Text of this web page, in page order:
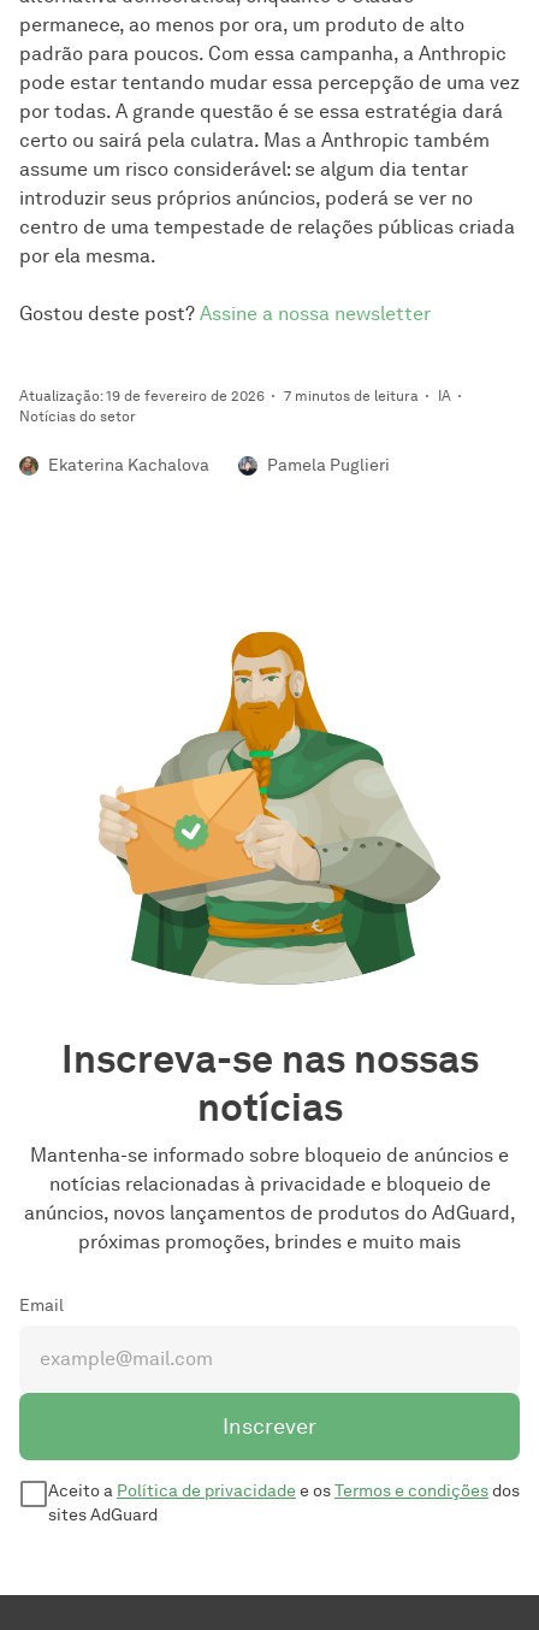
permanece, ao menos por ora, um produto de alto
padrão para poucos. Com essa campanha, a Anthropic
pode estar tentando mudar essa percepção de uma vez
por todas. A grande questão é se essa estratégia dará
certo ou sairá pela culatra. Mas a Anthropic também
assume um risco considerável: se algum dia tentar
introduzir seus próprios anúncios, poderá se ver no
centro de uma tempestade de relações públicas criada
por ela mesma.
Gostou deste post? Assine a nossa newsletter
Atualização: 19 de fevereiro de 2026 7 minutos de leitura
IA
Notícias do setor
Ekaterina Kachalova Pamela Puglieri
Inscreva-se nas nossas
notícias
Mantenha-se informado sobre bloqueio de anúncios e
notícias relacionadas à privacidade e bloqueio de
anúncios, novos lançamentos de produtos do AdGuard,
próximas promoções, brindes e muito mais
Email
Inscrever
Aceito a Política de privacidadee osTermos e condiçõesdos
sites AdGuard